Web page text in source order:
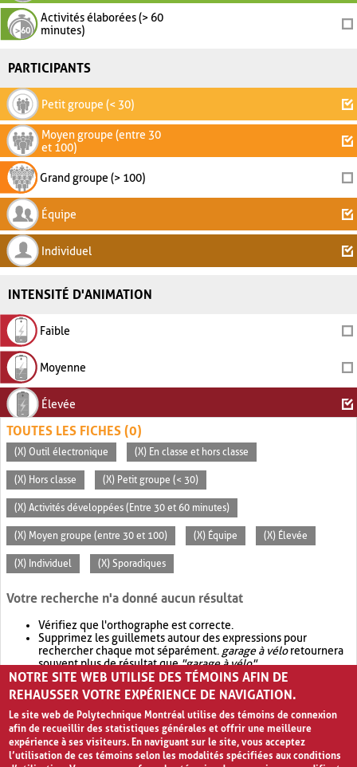
Activités élaborées (> 60
minutes)
PARTICIPANTS
Petit groupe (< 30)
Moyen groupe (entre 30
et 100)
Grand groupe (> 100)
Équipe
Individuel
INTENSITÉ D'ANIMATION
Faible
Moyenne
Élevée
TOUTES LES FICHES (0)
(X) Outil électronique (X) En classe et hors classe
(X) Hors classe (X) Petit groupe (< 30)
(X) Activités développées (Entre 30 et 60 minutes)
(X) Moyen groupe (entre 30 et 100) (X) Équipe (X) Élevée
(X) Individuel (X) Sporadiques
Votre recherche n'a donné aucun résultat
Vérifiez que l'orthographe est correcte.
Supprimez les guillemets autour des expressions pour
rechercher chaque mot séparément. garage à véloretournera
souvent plus de résultat que"garage à vélo".
Envisagez d'élargir votre recherche avec OR.garage OR vélo
retournera souvent plus de résultat quegarage à vélo
NOTRE SITE WEB UTILISE DES TÉMOINS AFIN DE
REHAUSSER VOTRE EXPÉRIENCE DE NAVIGATION.
Le site web de Polytechnique Montréal utilise des témoins de connexion
afin de recueillir des statistiques générales et offrir une meilleure
expérience à ses visiteurs. En naviguant sur le site, vous acceptez
l’utilisation de ces témoins selon les modalités spécifiées aux conditions